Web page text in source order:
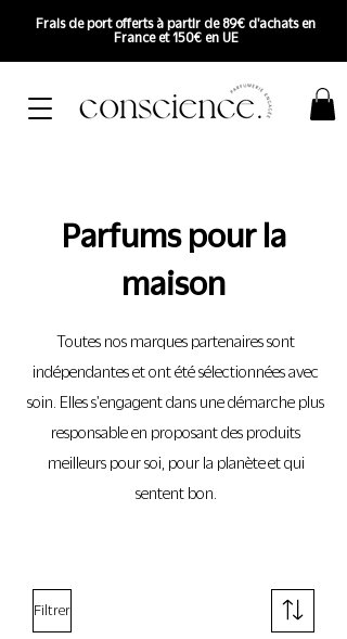
Frais de port offerts à partir de 89€ d'achats en
France et 150€ en UE
Parfums pour la
maison
Toutes nos marques partenaires sont
indépendantes et ont été sélectionnées avec
soin. Elles s'engagent dans une démarche plus
responsable en proposant des produits
meilleurs pour soi, pour la planèteet qui
sentent bon.
Filtrer